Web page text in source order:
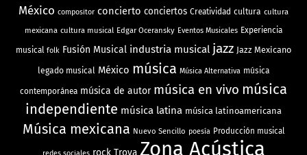
México compositor concierto conciertos Creatividad cultura cultura
mexicana cultura musical Edgar Oceransky Eventos Musicales Experiencia
musical folk Fusión Musical industria musical jazz Jazz Mexicano
legado musical México música Música Alternativa música
contemporánea música de autor música en vivo música
independiente música latina música latinoamericana
Música mexicana Nuevo Sencillo poesía Producción musical
redes sociales rock Trova Zona Acústica